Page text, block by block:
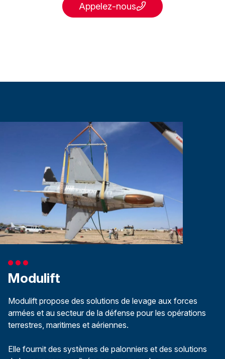
Appelez-nous
Modulift
Modulift propose des solutions de levage aux forces
armées et au secteur de la défense pour les opérations
terrestres, maritimes et aériennes.
Elle fournit des systèmes de palonniers et des solutions